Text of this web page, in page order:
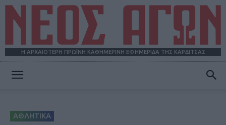
Η ΑΡΧΑΙΟΤΕΡΗ ΠΡΩΪΝΗ ΚΑΘΗΜΕΡΙΝΗ ΕΦΗΜΕΡΙΔΑ ΤΗΣ ΚΑΡΔΙΤΣΑΣ
ΑΘΛΗΤΙΚΑ